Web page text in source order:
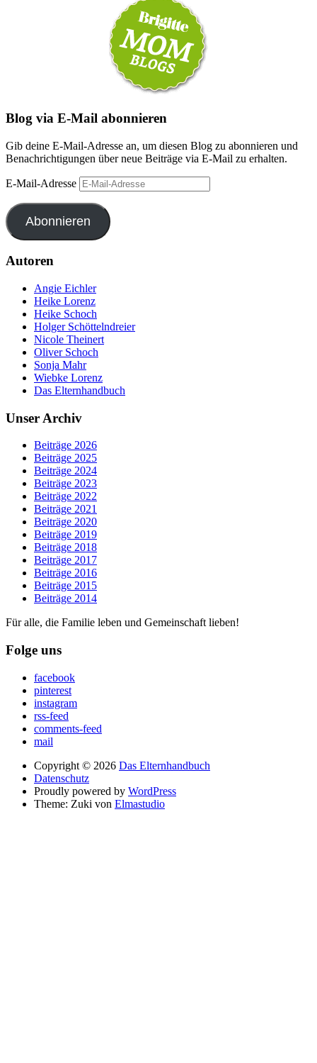
Blog via E-Mail abonnieren
Gib deine E-Mail-Adresse an, um diesen Blog zu abonnieren und
Benachrichtigungen über neue Beiträge via E-Mail zu erhalten.
E-Mail-Adresse
Abonnieren
Autoren
Angie Eichler
Heike Lorenz
Heike Schoch
Holger Schöttelndreier
Nicole Theinert
Oliver Schoch
Sonja Mahr
Wiebke Lorenz
Das Elternhandbuch
Unser Archiv
Beiträge 2026
Beiträge 2025
Beiträge 2024
Beiträge 2023
Beiträge 2022
Beiträge 2021
Beiträge 2020
Beiträge 2019
Beiträge 2018
Beiträge 2017
Beiträge 2016
Beiträge 2015
Beiträge 2014
Für alle, die Familie leben und Gemeinschaft lieben!
Folge uns
facebook
pinterest
instagram
rss-feed
comments-feed
mail
Copyright © 2026 Das Elternhandbuch
Datenschutz
Proudly powered by WordPress
Theme: Zuki von Elmastudio